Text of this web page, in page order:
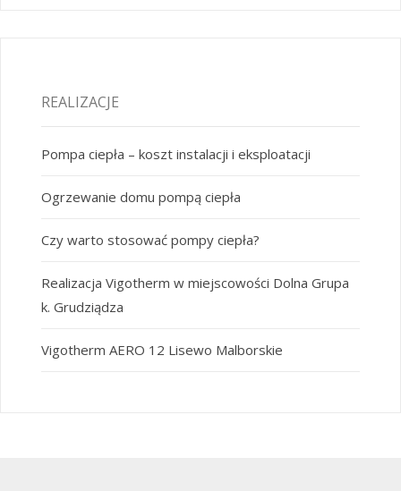
REALIZACJE
Pompa ciepła – koszt instalacji i eksploatacji
Ogrzewanie domu pompą ciepła
Czy warto stosować pompy ciepła?
Realizacja Vigotherm w miejscowości Dolna Grupa
k. Grudziądza
Vigotherm AERO 12 Lisewo Malborskie